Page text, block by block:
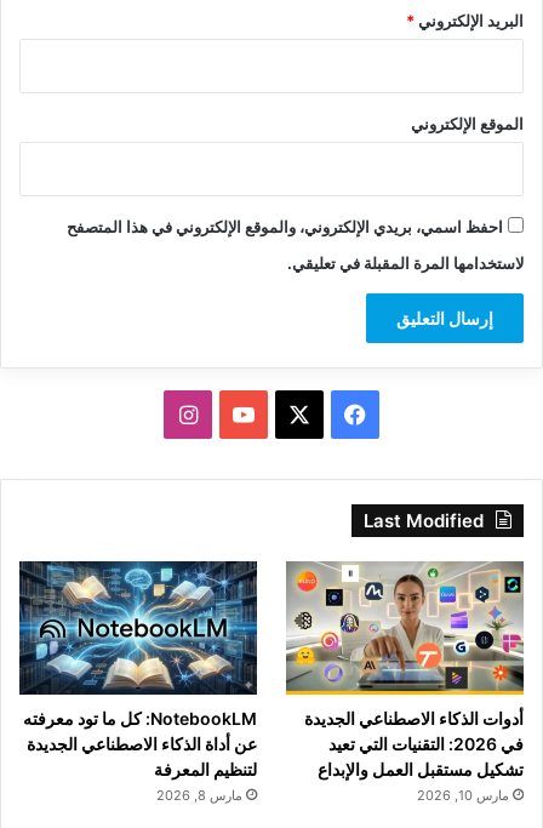
البريد الإلكتروني*
الموقع الإلكتروني
احفظ اسمي، بريدي الإلكتروني، والموقع الإلكتروني في هذا المتصفح
لاستخدامها المرة المقبلة في تعليقي.
فيسبوك ‫YouTubeانستقرام
Last Modified
أدوات الذكاء الاصطناعي الجديدة
في 2026: التقنيات التي تعيد
تشكيل مستقبل العمل والإبداع
مارس 10, 2026
NotebookLM: كل ما تود معرفته
عن أداة الذكاء الاصطناعي الجديدة
لتنظيم المعرفة
مارس 8, 2026